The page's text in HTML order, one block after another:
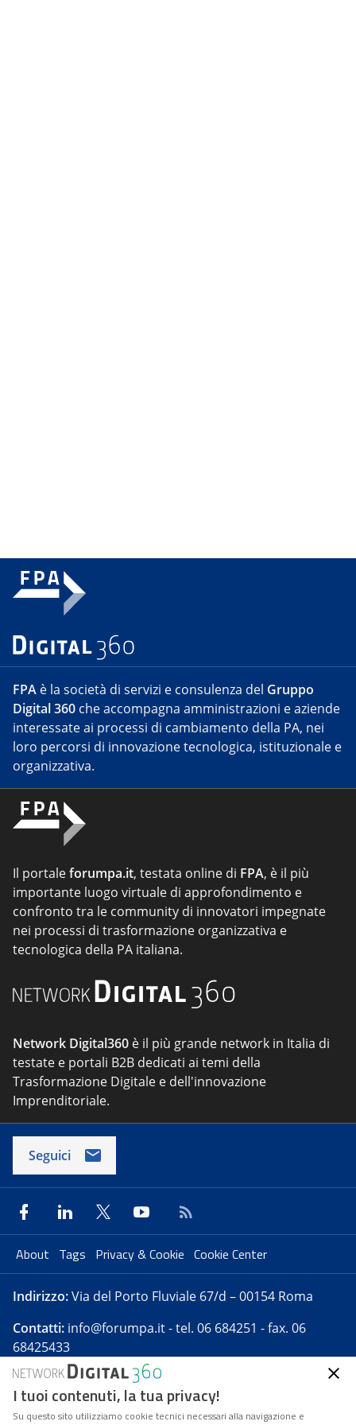
FPA è la società di servizi e consulenza del Gruppo
Digital 360 che accompagna amministrazioni e aziende
interessate ai processi di cambiamento della PA, nei
loro percorsi di innovazione tecnologica, istituzionale e
organizzativa.
Il portaleforumpa.it, testata online di FPA, è il più
importante luogo virtuale di approfondimento e
confronto tra le community di innovatori impegnate
nei processi di trasformazione organizzativa e
tecnologica della PA italiana.
Network Digital360 è il più grande network in Italia di
testate e portali B2B dedicati ai temi della
Trasformazione Digitale e dell'innovazione
Imprenditoriale.
Seguici
About Tags Privacy & Cookie Cookie Center
Indirizzo:Via del Porto Fluviale 67/d – 00154 Roma
Contatti: info@forumpa.it- tel. 06 684251 - fax. 06
68425433
Forumpa.itè una pubblicazione telematica iscritta
presso Registro della stampa del Tribunale di Roma -
I tuoi contenuti, la tua privacy!
Su questo sito utilizziamo cookie tecnici necessari alla navigazione e